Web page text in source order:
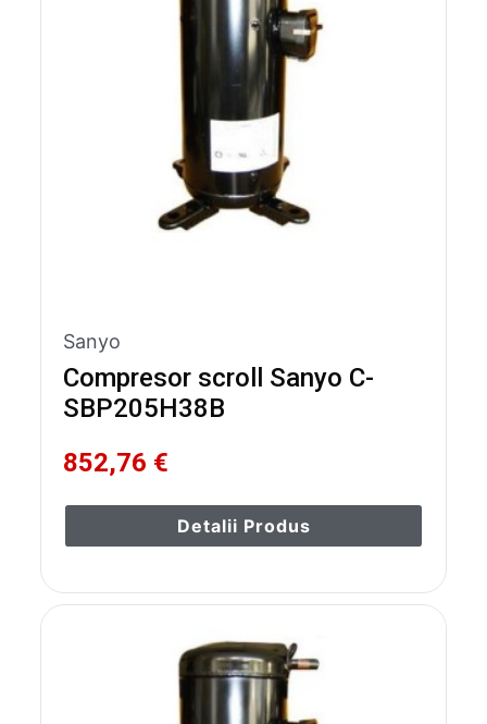
Sanyo
Compresor scroll Sanyo C-
SBP205H38B
852,76 €
Detalii Produs